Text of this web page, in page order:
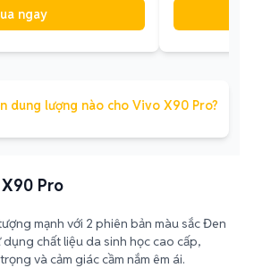
ngay
dung lượng nào cho Vivo X90 Pro?
Pro
mạnh với 2 phiên bản màu sắc Đen
chất liệu da sinh học cao cấp,
và cảm giác cầm nắm êm ái.